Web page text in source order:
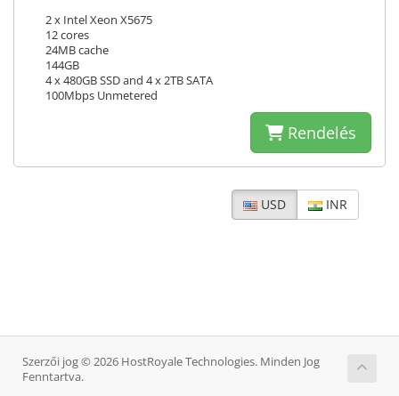
2 x Intel Xeon X5675
12 cores
24MB cache
144GB
4 x 480GB SSD and 4 x 2TB SATA
100Mbps Unmetered
Rendelés
USD INR
Szerzői jog © 2026 HostRoyale Technologies. Minden Jog
Fenntartva.